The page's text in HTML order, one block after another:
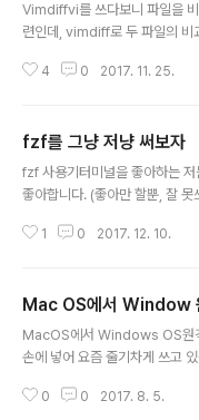
Vimdiffvi를 쓰다보니 파일을
련인데, vimdiff로 두 파일의
rl + w + 방향키 : 분할 된 화면
+ p : 커서가 있는 쪽의 내용을
커서가 없는 쪽의 내용을 커서
숨긴 부분 열기z + c : 차이점
4 0 2017. 11. 25.
fzf를 그냥 저냥 써보자
fzf 사용기터미널을 좋아하는
좋아합니다. (좋아만 할뿐, 잘
에는 우분투를 썼습니다. 그 당
치하는 방법은 github에 잘 나와
vim의 god로 유명하신분이
한 프로젝트입니다. 상당히 빠른
ebrew or linuxbrewbrew
1 0 2017. 12. 10.
Mac OS에서 Window
MacOS에서 Windows OS원
손에 넣어 요즘 줄기차게 쓰고
격접속을 할 일이 생겨나고 있습
0 0 2017. 8. 5.